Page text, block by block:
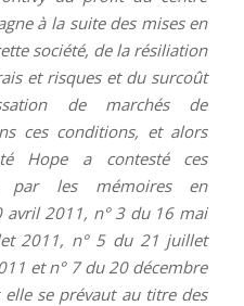
à la suite des mises en
société, de la résiliation
et risques et du surcoût
de marchés de
ces conditions, et alors
Hope a contesté ces
par les mémoires en
avril 2011, n° 3 du 16 mai
2011, n° 5 du 21 juillet
et n° 7 du 20 décembre
se prévaut au titre des